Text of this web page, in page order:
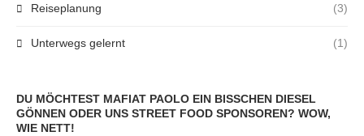
Reiseplanung (3)
Unterwegs gelernt (1)
DU MÖCHTEST MAFIAT PAOLO EIN BISSCHEN DIESEL
GÖNNEN ODER UNS STREET FOOD SPONSOREN? WOW,
WIE NETT!